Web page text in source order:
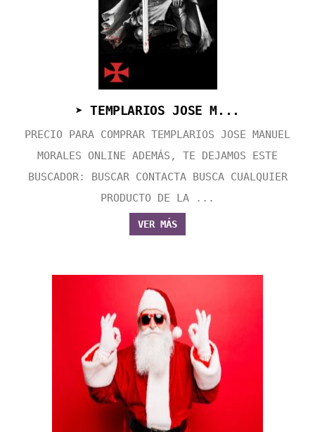
➤ TEMPLARIOS JOSE M...
PRECIO PARA COMPRAR TEMPLARIOS JOSE MANUEL
MORALES ONLINE ADEMÁS, TE DEJAMOS ESTE
BUSCADOR: BUSCAR CONTACTA BUSCA CUALQUIER
PRODUCTO DE LA ...
VER MÁS